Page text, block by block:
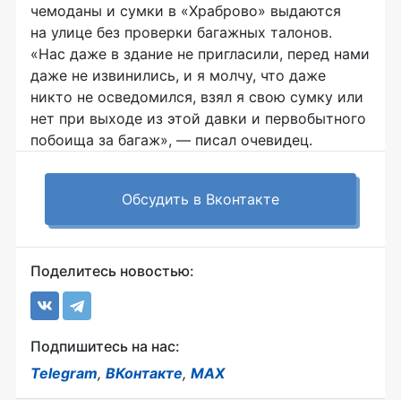
чемоданы и сумки в «Храброво» выдаются
на улице без проверки багажных талонов.
«Нас даже в здание не пригласили, перед нами
даже не извинились, и я молчу, что даже
никто не осведомился, взял я свою сумку или
нет при выходе из этой давки и первобытного
побоища за багаж», — писал очевидец.
Обсудить в Вконтакте
Поделитесь новостью:
Подпишитесь на нас:
Telegram, ВКонтакте, MAX